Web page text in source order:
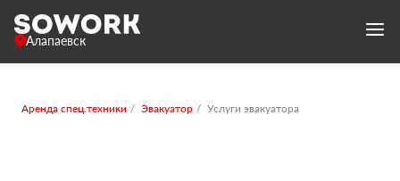
Алапаевск
Аренда спец.техники Эвакуатор Услуги эвакуатора